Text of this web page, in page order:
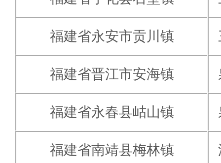
福建省永安市贡川镇
福建省晋江市安海镇
福建省永春县岵山镇
福建省南靖县梅林镇